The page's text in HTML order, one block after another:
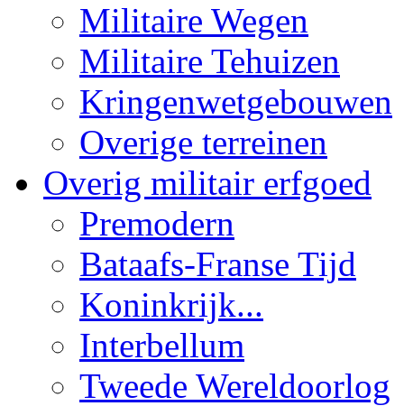
Militaire Wegen
Militaire Tehuizen
Kringenwetgebouwen
Overige terreinen
Overig militair erfgoed
Premodern
Bataafs-Franse Tijd
Koninkrijk...
Interbellum
Tweede Wereldoorlog